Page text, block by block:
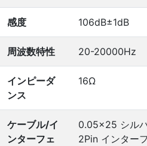
感度 106dB±1dB
周波数特性 20-20000Hz
インピーダ
ンス
16Ω
ケーブル/イ
ンターフェ
0.05×25 シル
2Pin インター